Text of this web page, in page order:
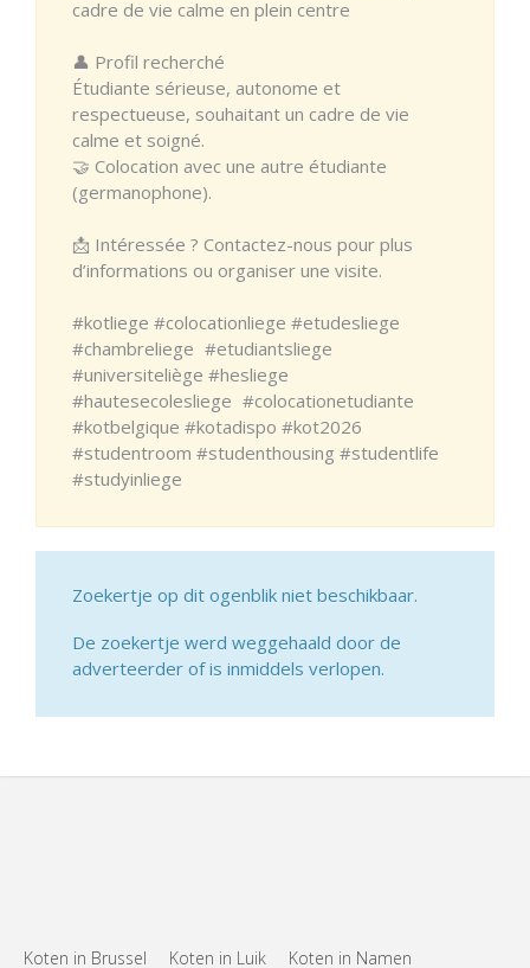
cadre de vie calme en plein centre
👤 Profil recherché
Étudiante sérieuse, autonome et
respectueuse, souhaitant un cadre de vie
calme et soigné.
🤝 Colocation avec une autre étudiante
(germanophone).
📩 Intéressée ? Contactez-nous pour plus
d’informations ou organiser une visite.
#kotliege #colocationliege #etudesliege
#chambreliege #etudiantsliege
#universiteliège #hesliege
#hautesecolesliege #colocationetudiante
#kotbelgique #kotadispo #kot2026
#studentroom #studenthousing #studentlife
#studyinliege
Zoekertje op dit ogenblik niet beschikbaar.
De zoekertje werd weggehaald door de
adverteerder of is inmiddels verlopen.
Koten in Brussel Koten in Luik Koten in Namen